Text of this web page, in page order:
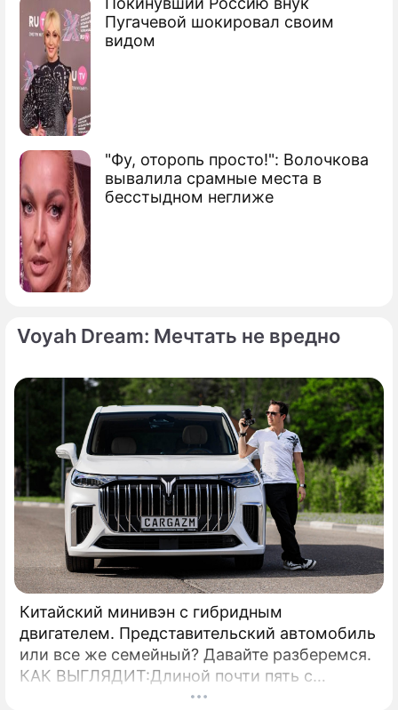
Пугачевой шокировал своим
видом
"Фу, оторопь просто!": Волочкова
вывалила срамные места в
бесстыдном неглиже
Voyah Dream: Мечтать не вредно
Китайский минивэн с гибридным
двигателем. Представительский автомобиль
или все же семейный? Давайте разберемся.
КАК ВЫГЛЯДИТ:Длиной почти пять с
половиной метров, этот автомобиль очень